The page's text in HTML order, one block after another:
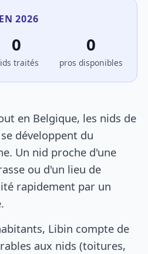
2026
0
traités
0
pros disponibles
en Belgique, les nids de
développent du
Un nid proche d'une
ou d'un lieu de
rapidement par un
Libin compte de
aux nids (toitures,